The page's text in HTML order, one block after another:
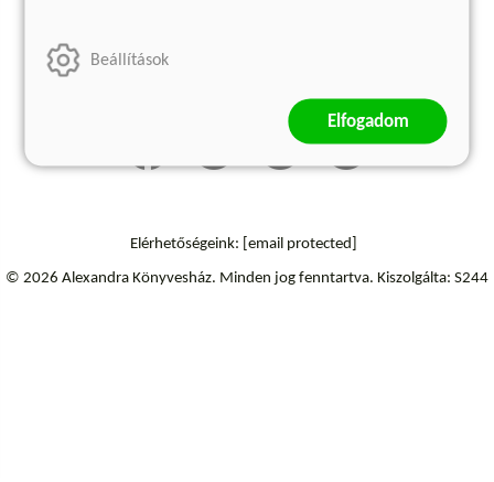
Szállítási információk
Elérhetőségeink: [email protected]
© 2026 Alexandra Könyvesház. Minden jog fenntartva. Kiszolgálta: S244
Beállítások
Elfogadom